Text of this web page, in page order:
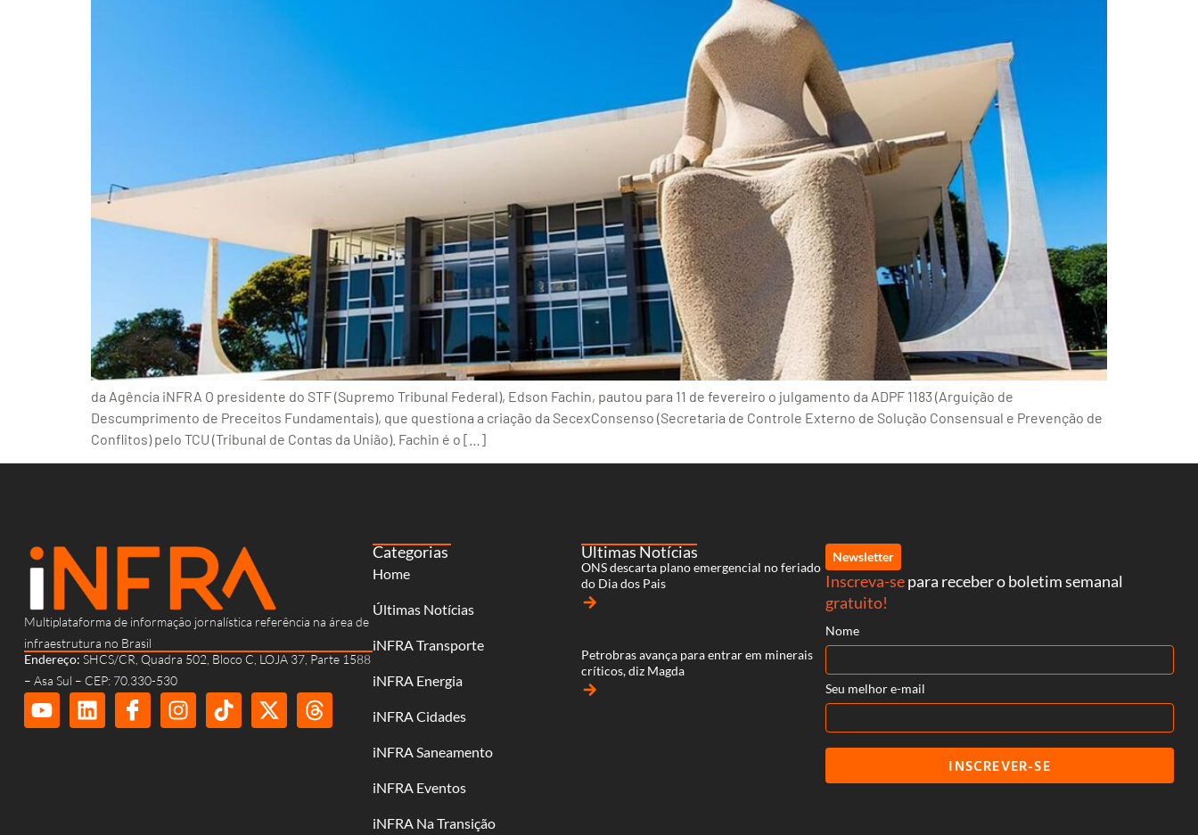
da Agência iNFRA O presidente do STF (Supremo Tribunal Federal), Edson Fachin, pautou para 11 de fevereiro o julgamento da ADPF 1183 (Arguição de
Descumprimento de Preceitos Fundamentais), que questiona a criação da SecexConsenso (Secretaria de Controle Externo de Solução Consensual e Prevenção de
Conflitos) pelo TCU (Tribunal de Contas da União). Fachin é o […]
Multiplataforma de informação jornalística referência na área de
infraestrutura no Brasil
Endereço: SHCS/CR, Quadra 502, Bloco C, LOJA 37, Parte 1588
– Asa Sul – CEP: 70.330-530
Categorias
Home
Últimas Notícias
iNFRA Transporte
iNFRA Energia
iNFRA Cidades
iNFRA Saneamento
iNFRA Eventos
iNFRA Na Transição
Últimas Notícias
ONS descarta plano emergencial no feriado
do Dia dos Pais
arrow_forward
Petrobras avança para entrar em minerais
críticos, diz Magda
arrow_forward
Newsletter
Inscreva-separa receber o boletim semanal
gratuito!
Nome
Seu melhor e-mail
INSCREVER-SE